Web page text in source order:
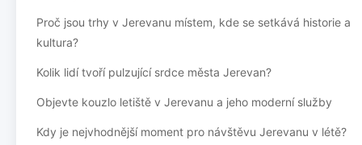
Proč jsou trhy v Jerevanu místem, kde se setkává historie a
kultura?
Kolik lidí tvoří pulzující srdce města Jerevan?
Objevte kouzlo letiště v Jerevanu a jeho moderní služby
Kdy je nejvhodnější moment pro návštěvu Jerevanu v létě?